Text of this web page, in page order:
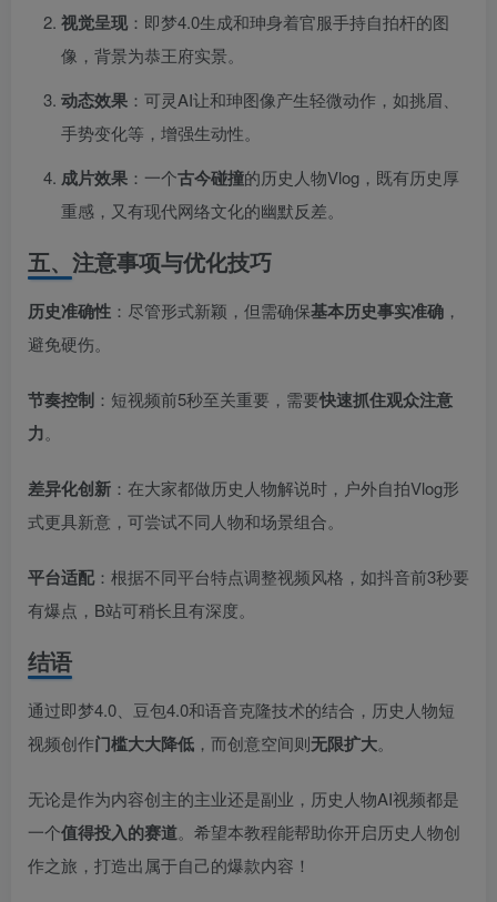
视觉呈现 ​：即梦4.0生成和珅身着官服手持自拍杆的图
像，背景为恭王府实景。
动态效果 ​：可灵AI让和珅图像产生轻微动作，如挑眉、
手势变化等，增强生动性。
成片效果 ​：一个古今碰撞的历史人物Vlog，既有历史厚
重感，又有现代网络文化的幽默反差。
五、注意事项与优化技巧
历史准确性 ​：尽管形式新颖，但需确保基本历史事实准确 ，
避免硬伤。
节奏控制 ​：短视频前5秒至关重要，需要快速抓住观众注意
力。
差异化创新 ​：在大家都做历史人物解说时，户外自拍Vlog形
式更具新意，可尝试不同人物和场景组合。
平台适配​：根据不同平台特点调整视频风格，如抖音前3秒要
有爆点，B站可稍长且有深度。
结语
通过即梦4.0、豆包4.0和语音克隆技术的结合，历史人物短
视频创作门槛大大降低 ，而创意空间则无限扩大。
无论是作为内容创主的主业还是副业，历史人物AI视频都是
一个值得投入的赛道。希望本教程能帮助你开启历史人物创
作之旅，打造出属于自己的爆款内容！